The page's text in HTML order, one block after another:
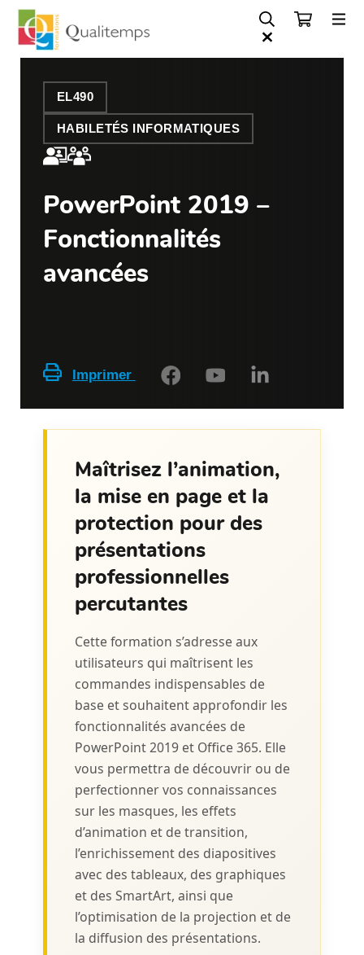
EL490
HABILETÉS INFORMATIQUES
PowerPoint 2019 –
Fonctionnalités
avancées
Imprimer
Maîtrisez l’animation,
la mise en page et la
protection pour des
présentations
professionnelles
percutantes
Cette formation s’adresse aux
utilisateurs qui maîtrisent les
commandes indispensables de
base et souhaitent approfondir les
fonctionnalités avancées de
PowerPoint 2019 et Office 365. Elle
vous permettra de découvrir ou de
perfectionner vos connaissances
sur les masques, les effets
d’animation et de transition,
l’enrichissement des diapositives
avec des tableaux, des graphiques
et des SmartArt, ainsi que
l’optimisation de la projection et de
la diffusion des présentations.